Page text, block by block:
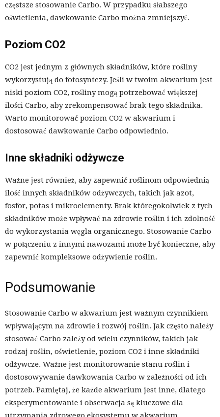
częstsze stosowanie Carbo. W przypadku słabszego
oświetlenia, dawkowanie Carbo można zmniejszyć.
Poziom CO2
CO2 jest jednym z głównych składników, które rośliny
wykorzystują do fotosyntezy. Jeśli w twoim akwarium jest
niski poziom CO2, rośliny mogą potrzebować większej
ilości Carbo, aby zrekompensować brak tego składnika.
Warto monitorować poziom CO2 w akwarium i
dostosować dawkowanie Carbo odpowiednio.
Inne składniki odżywcze
Ważne jest również, aby zapewnić roślinom odpowiednią
ilość innych składników odżywczych, takich jak azot,
fosfor, potas i mikroelementy. Brak któregokolwiek z tych
składników może wpływać na zdrowie roślin i ich zdolność
do wykorzystania węgla organicznego. Stosowanie Carbo
w połączeniu z innymi nawozami może być konieczne, aby
zapewnić kompleksowe odżywienie roślin.
Podsumowanie
Stosowanie Carbo w akwarium jest ważnym czynnikiem
wpływającym na zdrowie i rozwój roślin. Jak często należy
stosować Carbo zależy od wielu czynników, takich jak
rodzaj roślin, oświetlenie, poziom CO2 i inne składniki
odżywcze. Ważne jest monitorowanie stanu roślin i
dostosowywanie dawkowania Carbo w zależności od ich
potrzeb. Pamiętaj, że każde akwarium jest inne, dlatego
eksperymentowanie i obserwacja są kluczowe dla